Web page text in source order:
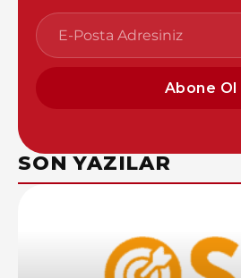
Abone Ol
SON YAZILAR